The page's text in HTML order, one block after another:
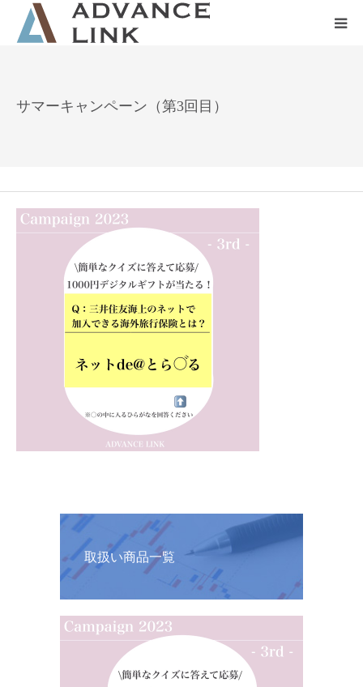
サマーキャンペーン（第3回目）
取扱い商品一覧
会社概要
事業保険
防災グッズ販売